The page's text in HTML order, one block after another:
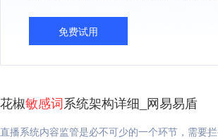
免费试用
花椒敏感词系统架构详细_网易易盾
直播系统内容监管是必不可少的一个环节，需要